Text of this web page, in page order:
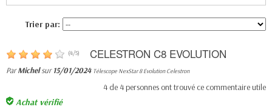
Trier par:
(4/5) CELESTRON C8 EVOLUTION
ParMichelsur15/01/2024 Télescope NexStar 8 Evolution Celestron
4 de4personnes ont trouvé ce commentaire utile
Achat vérifié